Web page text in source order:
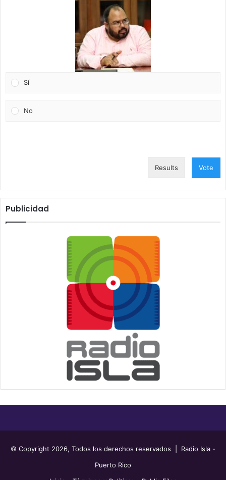
Sí
No
Results Vote
Publicidad
© Copyright 2026, Todos los derechos reservados | Radio Isla -
Puerto Rico